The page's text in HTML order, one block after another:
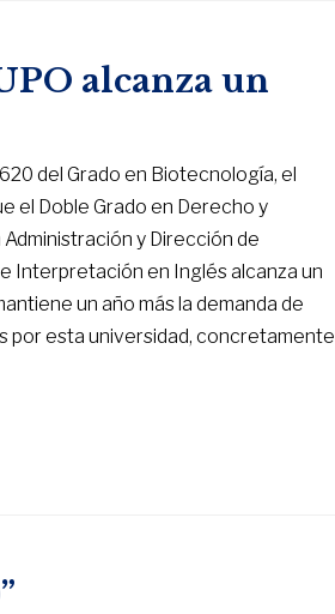
alcanza un
del Grado en Biotecnología, el
el Doble Grado en Derecho y
y Dirección de
Interpretación en Inglés alcanza un
un año más la demanda de
por esta universidad, concretamente